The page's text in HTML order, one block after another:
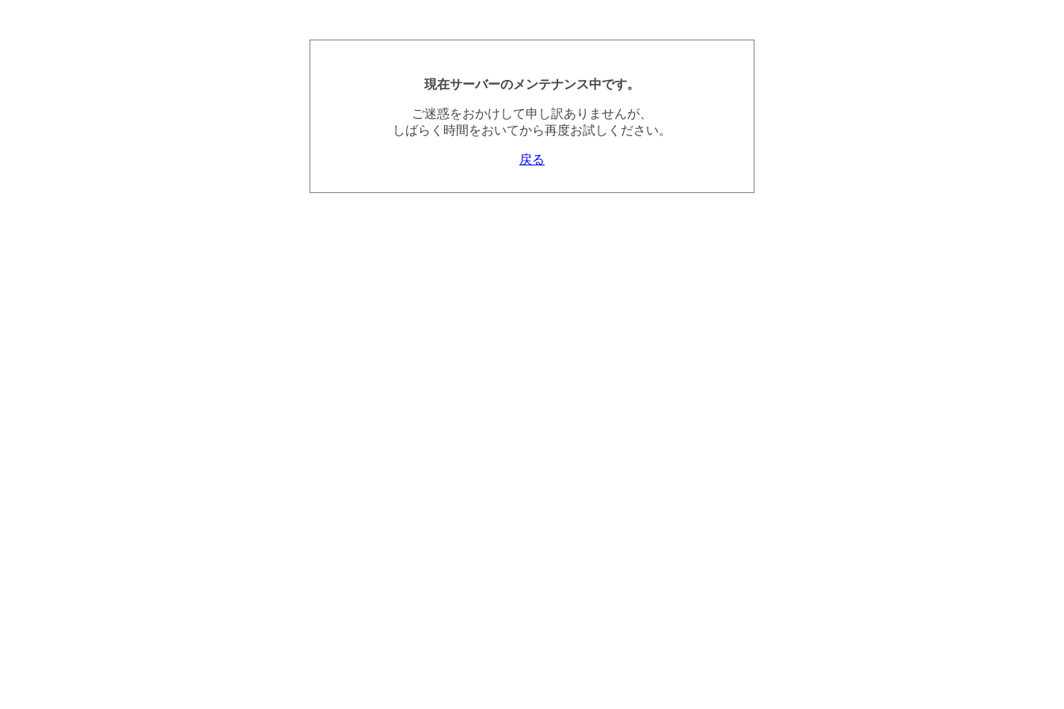
現在サーバーのメンテナンス中です。
ご迷惑をおかけして申し訳ありませんが、
しばらく時間をおいてから再度お試しください。
戻る